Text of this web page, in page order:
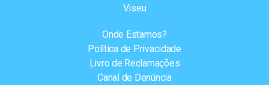
Viseu
Onde Estamos?
Política de Privacidade
Livro de Reclamações
Canal de Denúncia